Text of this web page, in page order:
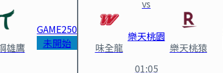
雄鷹
GAME250
未開始
味全龍
vs
樂天桃園
01:05
樂天桃猿